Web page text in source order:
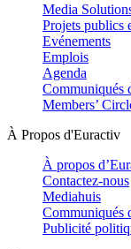
Media
Projets publics
Evénements
Emplois
Agenda
Communiqués
Members’
À Propos d'Euractiv
À propos
Contactez-nous
Mediahuis
Communiqués
Publicité